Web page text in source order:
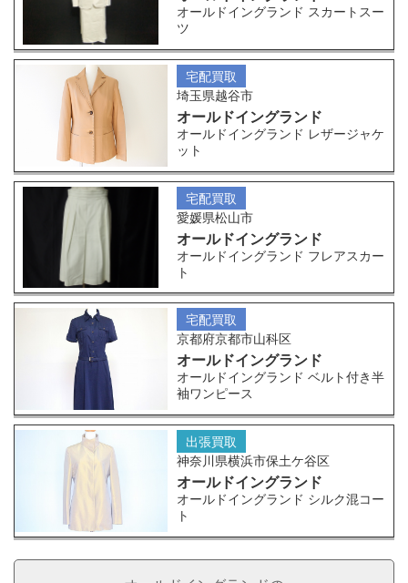
オールドイングランド スカートスー
ツ
宅配買取
埼玉県越谷市
オールドイングランド
オールドイングランド レザージャケ
ット
宅配買取
愛媛県松山市
オールドイングランド
オールドイングランド フレアスカー
ト
宅配買取
京都府京都市山科区
オールドイングランド
オールドイングランド ベルト付き半
袖ワンピース
出張買取
神奈川県横浜市保土ケ谷区
オールドイングランド
オールドイングランド シルク混コー
ト